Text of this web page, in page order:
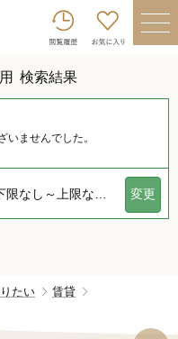
検索結果
いませんでした。
定しない、下限なし～上限なし、指定なし 変更
たい
賃貸
会員登録